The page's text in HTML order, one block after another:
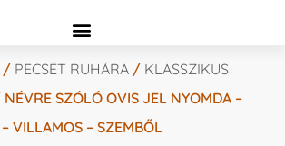
/ PECSÉT RUHÁRA / KLASSZIKUS
SZÓLÓ OVIS JEL NYOMDA –
VILLAMOS – SZEMBŐL